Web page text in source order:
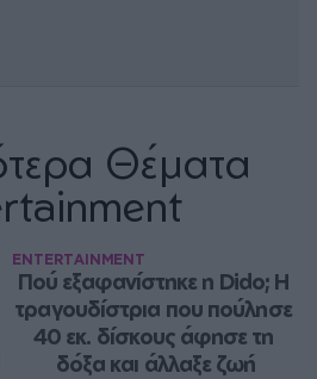
Θέματα
ENTERTAINMENT
Πού εξαφανίστηκε η Dido; Η
τραγουδίστρια που πούλησε
40 εκ. δίσκους άφησε τη
δόξα και άλλαξε ζωή